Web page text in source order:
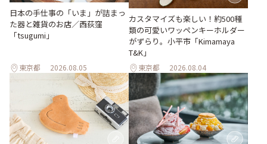
日本の手仕事の「いま」が詰まっ
た器と雑貨のお店／西荻窪
「tsugumi」
東京都 2026.08.05
カスタマイズも楽しい！約500種
類の可愛いワッペンキーホルダー
がずらり。小平市「Kimamaya
T&K」
東京都 2026.08.04